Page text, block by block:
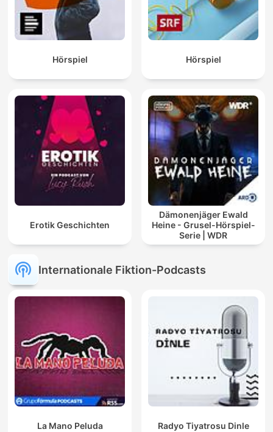
Hörspiel Hörspiel
Erotik Geschichten
Dämonenjäger Ewald
Heine - Grusel-Hörspiel-
Serie | WDR
Internationale Fiktion-Podcasts
La Mano Peluda Radyo Tiyatrosu Dinle